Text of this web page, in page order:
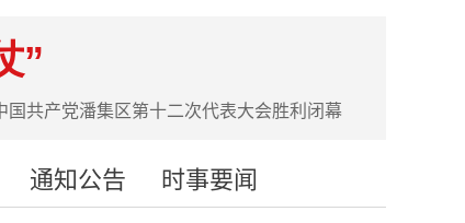
”
国共产党潘集区第十二次代表大会胜利闭幕
通知公告 时事要闻